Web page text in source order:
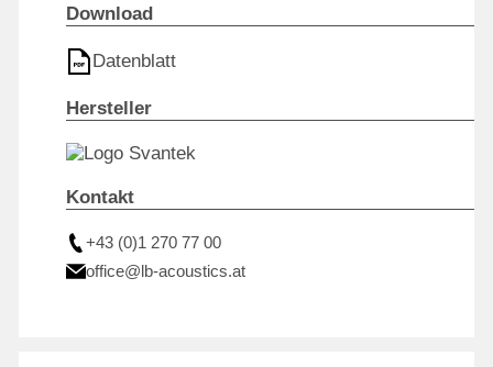
Download
Datenblatt
Hersteller
Kontakt
+43 (0)1 270 77 00
office@lb-acoustics.at